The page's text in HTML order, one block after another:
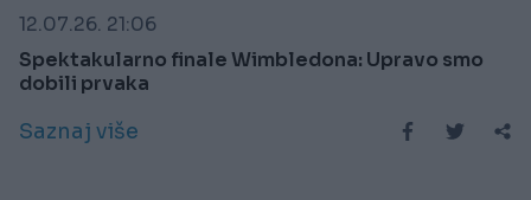
12.07.26. 21:06
Spektakularno finale Wimbledona: Upravo smo
dobili prvaka
Saznaj više